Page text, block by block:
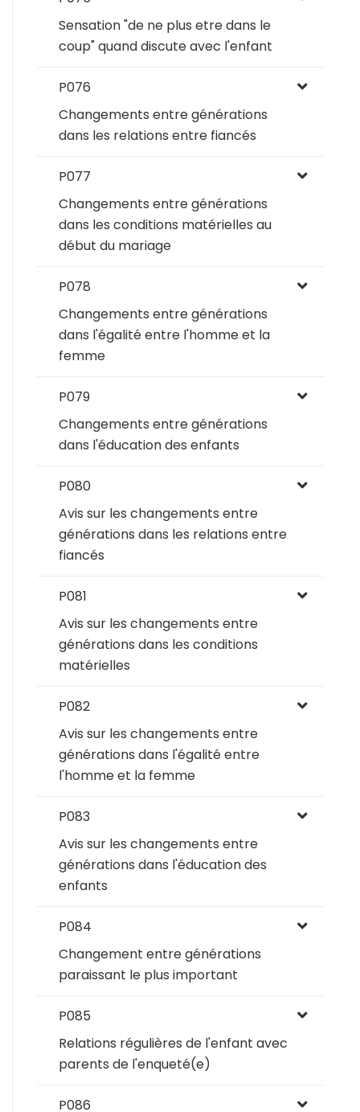
Sensation "de ne plus etre dans le
coup" quand discute avec l'enfant
P076
Changements entre générations
dans les relations entre fiancés
P077
Changements entre générations
dans les conditions matérielles au
début du mariage
P078
Changements entre générations
dans l'égalité entre l'homme et la
femme
P079
Changements entre générations
dans l'éducation des enfants
P080
Avis sur les changements entre
générations dans les relations entre
fiancés
P081
Avis sur les changements entre
générations dans les conditions
matérielles
P082
Avis sur les changements entre
générations dans l'égalité entre
l'homme et la femme
P083
Avis sur les changements entre
générations dans l'éducation des
enfants
P084
Changement entre générations
paraissant le plus important
P085
Relations régulières de l'enfant avec
parents de l'enqueté(e)
P086